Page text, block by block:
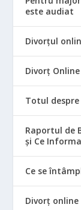
este audiat
Divorțul
Divorț
Totul
Raportul de
și Ce
Ce se
Divorț online